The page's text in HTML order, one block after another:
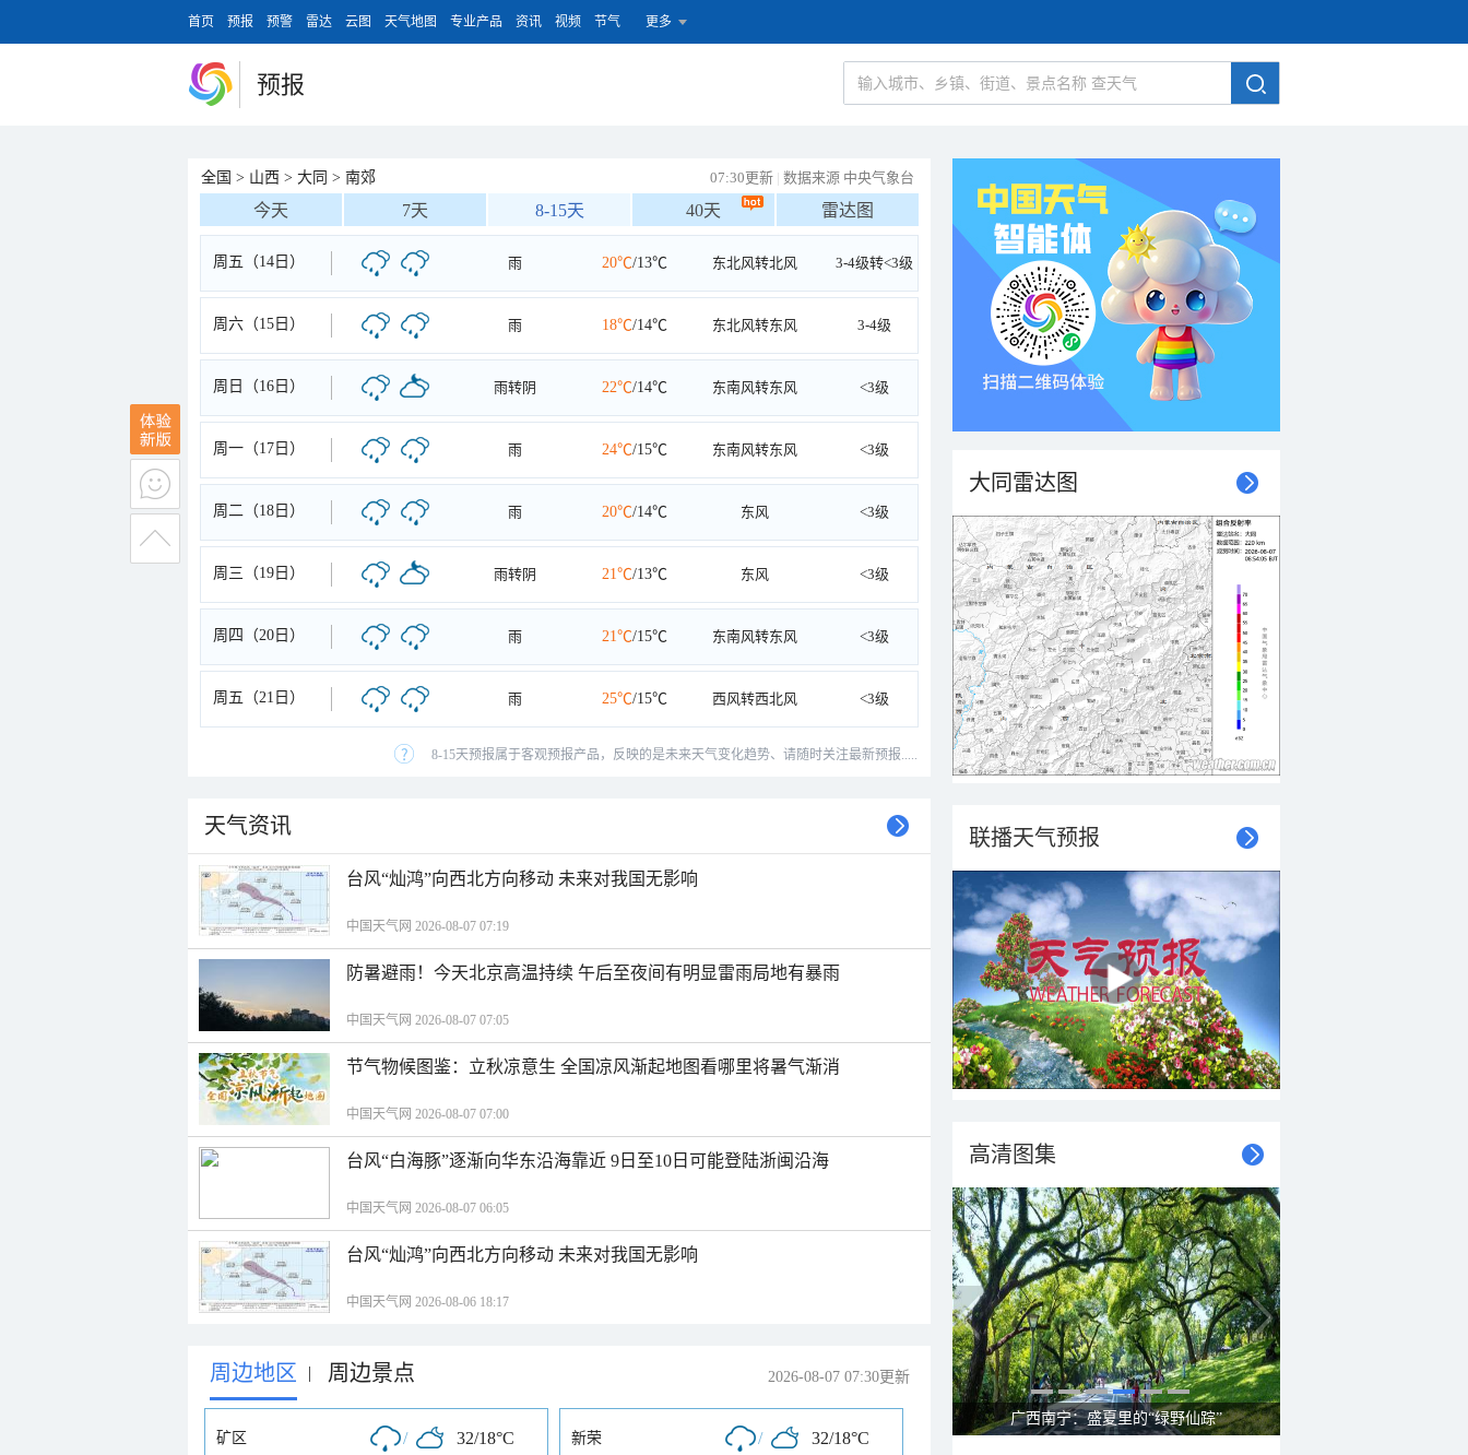
首页 预报 预警 雷达 云图 天气地图 专业产品 资讯 视频 节气 更多
预报
全国 > 山西 > 大同 > 南郊 07:30更新 | 数据来源 中央气象台
今天 7天 8-15天 40天 雷达图
周五（14日） 雨 20℃/13℃ 东北风转北风 3-4级转<3级
周六（15日） 雨 18℃/14℃ 东北风转东风 3-4级
周日（16日） 雨转阴 22℃/14℃ 东南风转东风 <3级
周一（17日） 雨 24℃/15℃ 东南风转东风 <3级
周二（18日） 雨 20℃/14℃ 东风 <3级
周三（19日） 雨转阴 21℃/13℃ 东风 <3级
周四（20日） 雨 21℃/15℃ 东南风转东风 <3级
周五（21日） 雨 25℃/15℃ 西风转西北风 <3级
8-15天预报属于客观预报产品，反映的是未来天气变化趋势、请随时关注最新预报.....
天气资讯
台风“灿鸿”向西北方向移动 未来对我国无影响
中国天气网 2026-08-07 07:19
防暑避雨！今天北京高温持续 午后至夜间有明显雷雨局地有暴雨
中国天气网 2026-08-07 07:05
节气物候图鉴：立秋凉意生 全国凉风渐起地图看哪里将暑气渐消
中国天气网 2026-08-07 07:00
台风“白海豚”逐渐向华东沿海靠近 9日至10日可能登陆浙闽沿海
中国天气网 2026-08-07 06:05
台风“灿鸿”向西北方向移动 未来对我国无影响
中国天气网 2026-08-06 18:17
周边地区 | 周边景点 2026-08-07 07:30更新
矿区 / 32/18°C 新荣 / 32/18°C
大同雷达图
联播天气预报
高清图集
广西南宁：盛夏里的“绿野仙踪”